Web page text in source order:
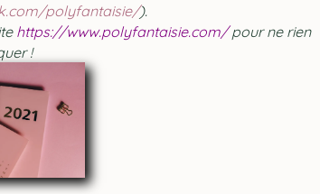
polyfantaisie/).
https://www.polyfantaisie.com/pour ne rien
!